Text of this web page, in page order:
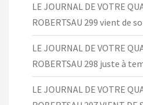
LE JOURNAL DE VOTRE
ROBERTSAU 299 vient de
LE JOURNAL DE VOTRE
ROBERTSAU 298 juste à
LE JOURNAL DE VOTRE